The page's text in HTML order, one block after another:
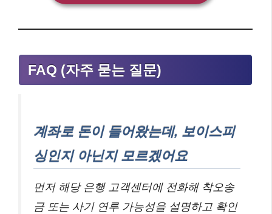
FAQ (자주 묻는 질문)
계좌로 돈이 들어왔는데, 보이스피
싱인지 아닌지 모르겠어요
먼저 해당 은행 고객센터에 전화해 착오송
금 또는 사기 연루 가능성을 설명하고 확인